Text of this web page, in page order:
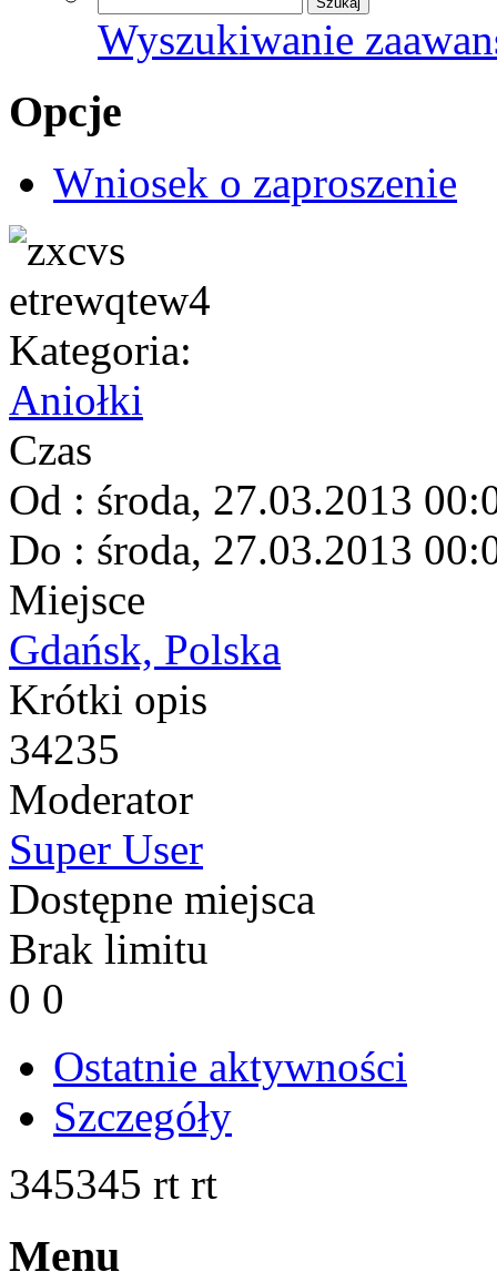
Wyszukiwanie
Opcje
Wniosek o zaproszenie
Kategoria:
Aniołki
Czas
Od : środa, 27.03.2013
Do : środa, 27.03.2013
Miejsce
Gdańsk, Polska
Krótki opis
34235
Moderator
Super User
Dostępne miejsca
Brak limitu
0 0
Ostatnie aktywności
Szczegóły
345345 rt rt
Menu